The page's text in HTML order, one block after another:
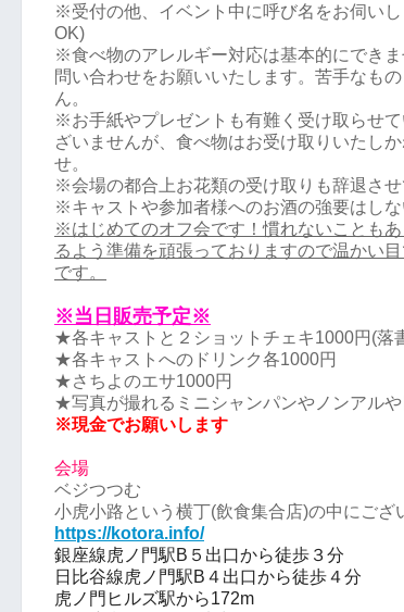
※受付の他、イベント中に呼び名をお伺い
OK)
※食べ物のアレルギー対応は基本的にでき
問い合わせをお願いいたします。苦手なも
ん。
※お手紙やプレゼントも有難く受け取らせ
ざいませんが、食べ物はお受け取りいたし
せ。
※会場の都合上お花類の受け取りも辞退させ
※キャストや参加者様へのお酒の強要はし
※はじめてのオフ会です！慣れないことも
るよう準備を頑張っておりますので温かい
です。
※当日販売予定※
★各キャストと２ショットチェキ1000円 (落
★各キャストへのドリンク各1000円
★さちよのエサ1000円
★写真が撮れるミニシャンパンやノンアル
※現金でお願いします
会場
ベジつつむ
小虎小路という横丁(飲食集合店)の中にござ
https://kotora.info/
銀座線虎ノ門駅B５出口から徒歩３分
日比谷線虎ノ門駅B４出口から徒歩４分
虎ノ門ヒルズ駅から172m